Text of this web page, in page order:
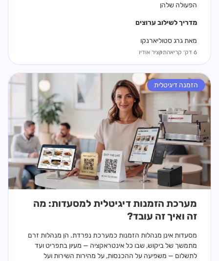
הפעולה שלהן
מדריך לשילוב ערוצים
מאת גרג סטוליארנקו
6 דק׳ קריאה תקציר אודיו
הזמנה דיגיטלית
מערכת הזמנות דיגיטלית למסעדות: מה
זה ואיך זה עובד?
מסעדות אינן מנהלות הזמנות כמערכת נפרדת. הן מנהלות זרם
מתמשך של ביקוש, שבו כל אינטראקציה — מעיון בתפריט ועד
לתשלום — משפיעה על ההכנסות, על מהירות השירות ועל